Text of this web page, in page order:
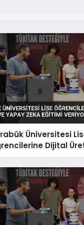
Üniversitesi
Dijital
Zeka Eğitimi